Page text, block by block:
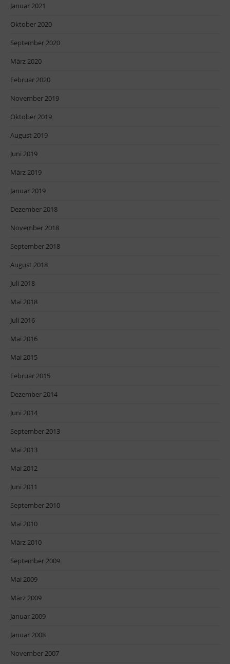
Januar 2021
Oktober 2020
September 2020
März 2020
Februar 2020
November 2019
Oktober 2019
August 2019
Juni 2019
März 2019
Januar 2019
Dezember 2018
November 2018
September 2018
August 2018
Juli 2018
Mai 2018
Juli 2016
Mai 2016
Mai 2015
Februar 2015
Dezember 2014
Juni 2014
September 2013
Mai 2013
Mai 2012
Juni 2011
September 2010
Mai 2010
März 2010
September 2009
Mai 2009
März 2009
Januar 2009
Januar 2008
November 2007